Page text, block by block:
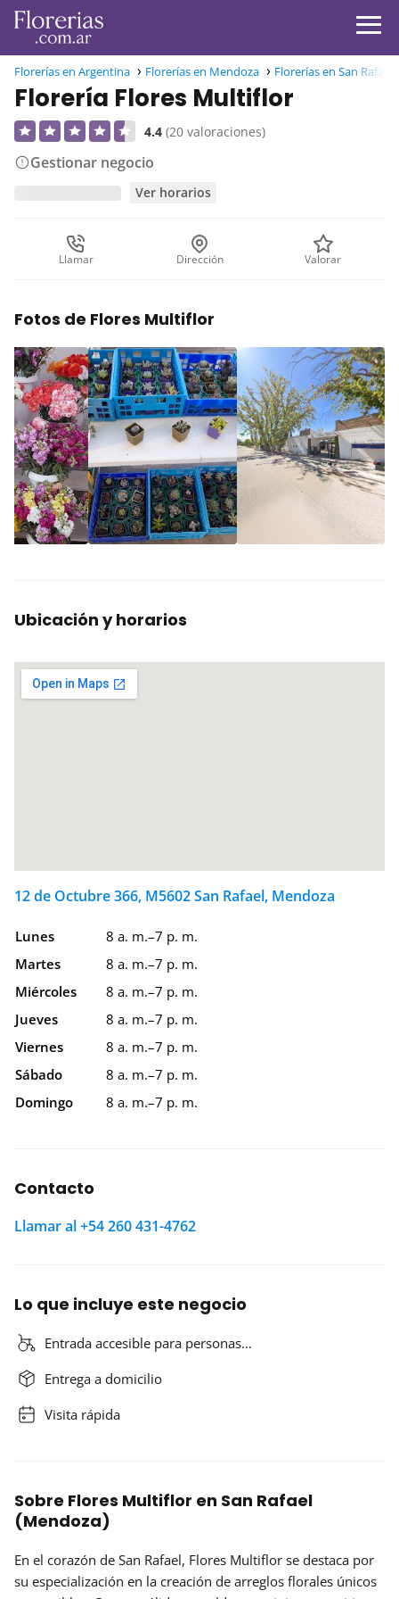
Florerías en Argentina Florerías en Mendoza Florerías en San Rafael
Florería Flores Multiflor
4.4 (20 valoraciones)
Gestionar negocio
Ver horarios
Llamar Dirección Valorar
Fotos de Flores Multiflor
Ubicación y horarios
12 de Octubre 366, M5602 San Rafael, Mendoza
Lunes
8 a. m.–7 p. m.
Martes
8 a. m.–7 p. m.
Miércoles
8 a. m.–7 p. m.
Jueves
8 a. m.–7 p. m.
Viernes
8 a. m.–7 p. m.
Sábado
8 a. m.–7 p. m.
Domingo
8 a. m.–7 p. m.
Contacto
Llamar al +54 260 431-4762
Lo que incluye este negocio
Entrada accesible para personas…
Entrega a domicilio
Visita rápida
Sobre Flores Multiflor en San Rafael
(Mendoza)
En el corazón de San Rafael, Flores Multiflor se destaca por
su especialización en la creación de arreglos florales únicos